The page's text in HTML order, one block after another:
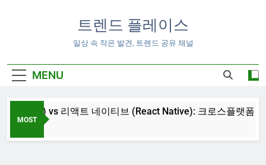
트렌드 플레이스
일상 속 작은 발견, 트렌드 공유 채널
MENU
MOST
vs 리액트 네이티브 (React Native): 크로스플랫폼 앱 개